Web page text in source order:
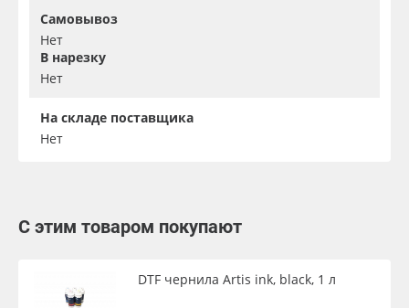
Самовывоз
Нет
В нарезку
Нет
На складе поставщика
Нет
С этим товаром покупают
DTF чернила Artis ink, black, 1 л